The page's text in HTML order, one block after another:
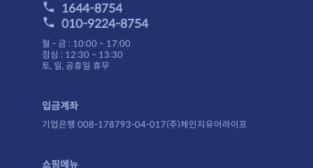
1644-8754
010-9224-8754
월 - 금 : 10:00 ~ 17:00
점심 : 12:30 ~ 13:30
토, 일, 공휴일 휴무
입금계좌
기업은행 008-178793-04-017(주)체인지유어라이프
쇼핑메뉴